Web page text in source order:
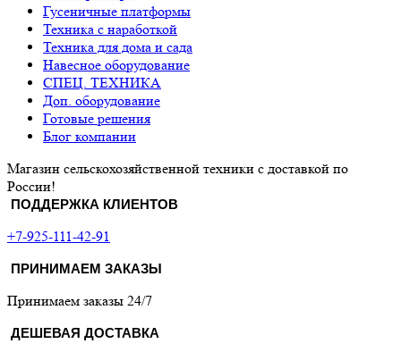
Гусеничные платформы
Техника с наработкой
Техника для дома и сада
Навесное оборудование
СПЕЦ. ТЕХНИКА
Доп. оборудование
Готовые решения
Блог компании
Магазин сельскохозяйственной техники с доставкой по
России!
ПОДДЕРЖКА КЛИЕНТОВ
+7-925-111-42-91
ПРИНИМАЕМ ЗАКАЗЫ
Принимаем заказы 24/7
ДЕШЕВАЯ ДОСТАВКА